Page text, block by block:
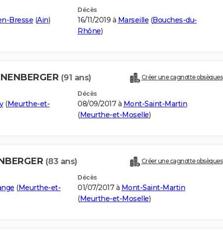
Bresse (Ain)
Décès
16/11/2019 à Marseille (Bouches-du-
Rhône)
(91 ans) Créer une cagnotte obsèques
(Meurthe-et-
Décès
08/09/2017 à Mont-Saint-Martin
(Meurthe-et-Moselle)
(83 ans) Créer une cagnotte obsèques
(Meurthe-et-
Décès
01/07/2017 à Mont-Saint-Martin
(Meurthe-et-Moselle)